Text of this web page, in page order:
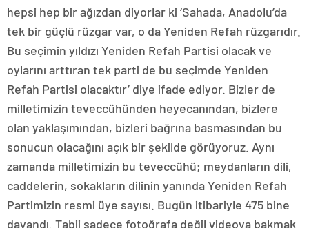
hepsi hep bir ağızdan diyorlar ki ‘Sahada, Anadolu’da
tek bir güçlü rüzgar var, o da Yeniden Refah rüzgarıdır.
Bu seçimin yıldızı Yeniden Refah Partisi olacak ve
oylarını arttıran tek parti de bu seçimde Yeniden
Refah Partisi olacaktır’ diye ifade ediyor. Bizler de
milletimizin teveccühünden heyecanından, bizlere
olan yaklaşımından, bizleri bağrına basmasından bu
sonucun olacağını açık bir şekilde görüyoruz. Aynı
zamanda milletimizin bu teveccühü; meydanların dili,
caddelerin, sokakların dilinin yanında Yeniden Refah
Partimizin resmi üye sayısı. Bugün itibariyle 475 bine
dayandı. Tabii sadece fotoğrafa değil videoya bakmak